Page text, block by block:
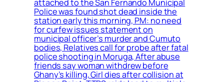
attached to the San Fernando Municipal
Police was found shot dead inside the
station early this morning, PM: no need
for curfew issues statement on
municipal officer’s murder and Cumuto
bodies, Relatives call for probe after fatal
police shooting in Moruga, After abuse
friends say woman withdrew before
Ghany’s killing, Girl dies after collision at